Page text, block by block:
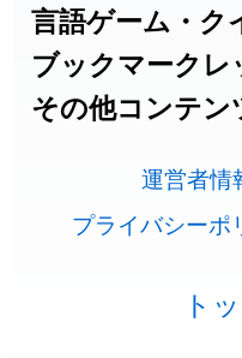
手書
部首画
常
人名
カタカナ語の
英単語リ
イメージ化
入力など、アジ
手書き中国
韓国
外国
海外セレブやス
方・発音
海外有名人の
言語ゲーム・ク
四字熟語パズル
みながら学
漢字
有名人名前読
四字熟語デイ
ブックマークレ
ブラウザに登録
漢字読み方検
英語・カタカ
その他コンテン
その他の
トレンドワー
運営者情
プライバシーポ
ト